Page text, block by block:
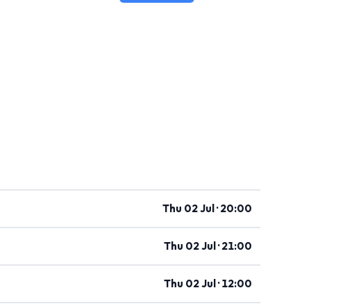
Thu 02 Jul · 20:00
Thu 02 Jul · 21:00
Thu 02 Jul · 12:00